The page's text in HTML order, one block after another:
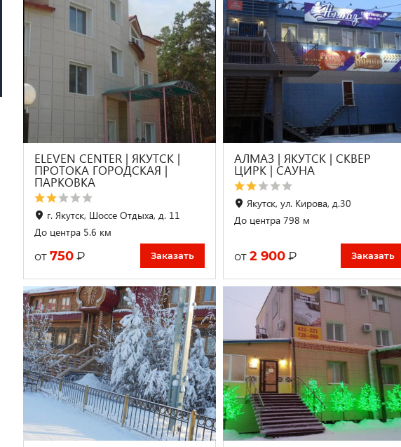
ELEVEN CENTER | ЯКУТСК |
ПРОТОКА ГОРОДСКАЯ |
ПАРКОВКА
г. Якутск, Шоссе Отдыха, д. 11
До центра 5.6 км
от 750 ₽ Заказать
АЛМАЗ | ЯКУТСК | СКВЕР
ЦИРК | САУНА
Якутск, ул. Кирова, д.30
До центра 798 м
от2 900 ₽ Заказать